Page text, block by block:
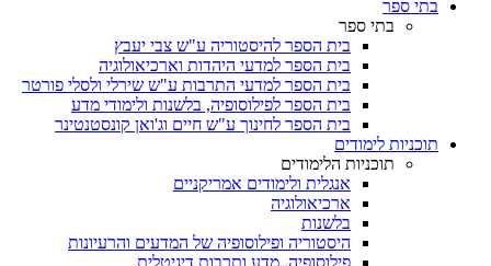
בתי ספר
בתי ספר
בית הספר להיסטוריה ע"ש צבי יעבץ
בית הספר למדעי היהדות וארכיאולוגיה
בית הספר למדעי התרבות ע"ש שירלי ולסלי פורטר
בית הספר לפילוסופיה, בלשנות ולימודי מדע
בית הספר לחינוך ע"ש חיים וג'ואן קונסטנטינר
תוכניות לימודים
תוכניות הלימודים
אנגלית ולימודים אמריקניים
ארכיאולוגיה
בלשנות
היסטוריה ופילוסופיה של המדעים והרעיונות
פילוסופיה, מדע ותרבות דיגיטלית